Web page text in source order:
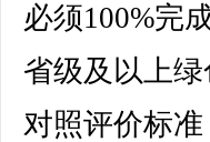
必须100%完
省级及以上
对照评价标